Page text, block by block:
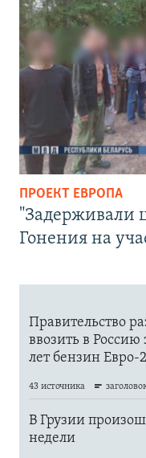
ПРОЕКТ ЕВРОПА
"Задерживали
Гонения на